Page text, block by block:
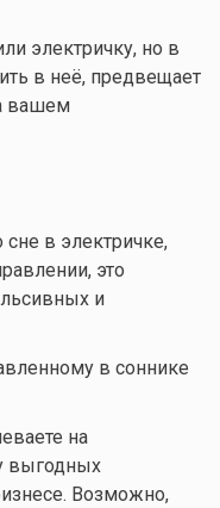
электричку, но в
в неё, предвещает
вашем
в электричке,
это
и
в соннике
на
выгодных
Возможно,